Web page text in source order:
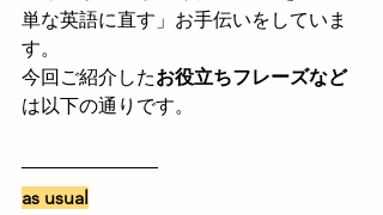
単な英語に直す」お手伝いをしていま
す。
今回ご紹介したお役立ちフレーズなど
は以下の通りです。
as usual